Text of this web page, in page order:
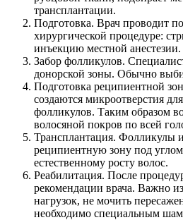
трансплантации.
Подготовка. Врач проводит
хирургической процедуре:
инъекцию местной анестезии.
Забор фолликулов.
донорской зоны. Обычно
Подготовка реципиентной
создаются микроотверстия
фолликулов. Таким образом
волосяной покров по всей
Трансплантация. Фолликулы
реципиентную зону под
естественному росту волос.
Реабилитация. После
рекомендации врача. Важно
нагрузок, не мочить
необходимо специальным